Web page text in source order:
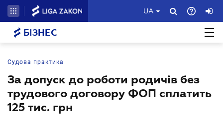
UA
БІЗНЕС
Судова практика
За допуск до роботи родичів без
трудового договору ФОП сплатить
125 тис. грн